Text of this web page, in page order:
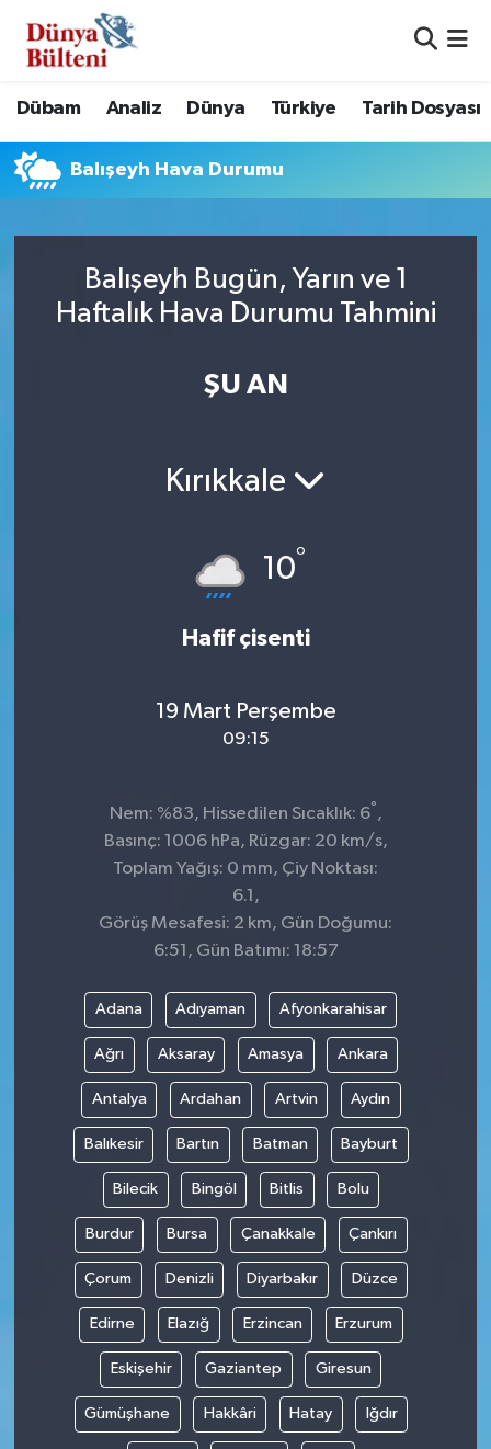
Dübam Analiz Dünya Türkiye Tarih Dosyası
Balışeyh Hava Durumu
Balışeyh Bugün, Yarın ve 1
Haftalık Hava Durumu Tahmini
ŞU AN
Kırıkkale
10°
Hafif çisenti
19 Mart Perşembe
09:15
Nem: %83, Hissedilen Sıcaklık: 6° ,
Basınç: 1006 hPa, Rüzgar: 20 km/s,
Toplam Yağış: 0 mm, Çiy Noktası:
6.1,
Görüş Mesafesi: 2 km, Gün Doğumu:
6:51, Gün Batımı: 18:57
Adana Adıyaman Afyonkarahisar
Ağrı Aksaray Amasya Ankara
Antalya Ardahan Artvin Aydın
Balıkesir Bartın Batman Bayburt
Bilecik Bingöl Bitlis Bolu
Burdur Bursa Çanakkale Çankırı
Çorum Denizli Diyarbakır Düzce
Edirne Elazığ Erzincan Erzurum
Eskişehir Gaziantep Giresun
Gümüşhane Hakkâri Hatay Iğdır
Hava Durumu
Namaz Vakitleri
Süper Lig Puan Durumu ve Fikstür